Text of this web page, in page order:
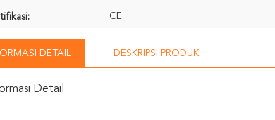
CE
DETAIL DESKRIPSI PRODUK
Detail